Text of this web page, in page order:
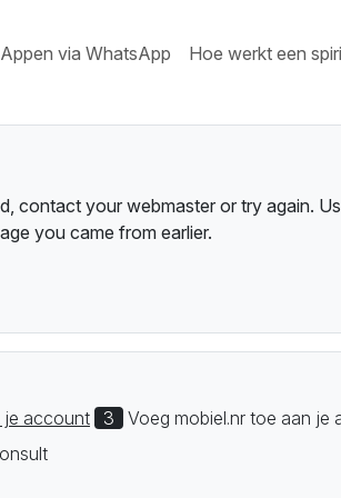
via WhatsApp Hoe werkt een
contact your webmaster or try again.
you came from earlier.
je account 3
Voeg mobiel.nr toe aan je